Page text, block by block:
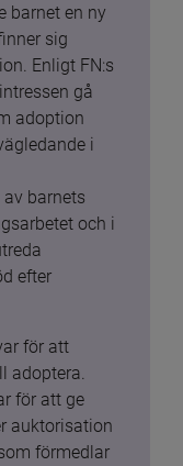
barnet en ny
sig
Enligt FN:s
gå
adoption
i
barnets
och i
efter
för att
adoptera.
för att ge
auktorisation
förmedlar